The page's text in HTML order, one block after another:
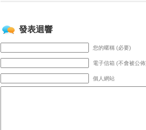
發表迴響
您的暱稱 (必要)
電子信箱 (不會被公
個人網站